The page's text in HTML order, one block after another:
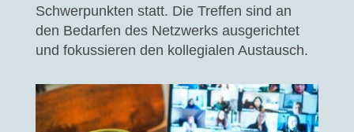
Schwerpunkten statt. Die Treffen sind an
den Bedarfen des Netzwerks ausgerichtet
und fokussieren den kollegialen Austausch.